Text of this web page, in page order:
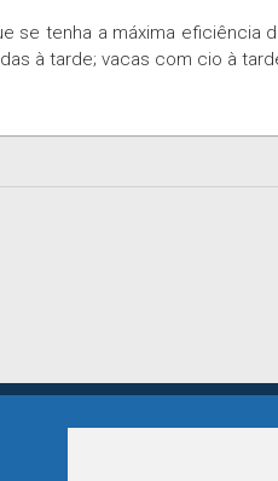
tenha a máxima eficiência
à tarde; vacas com cio à